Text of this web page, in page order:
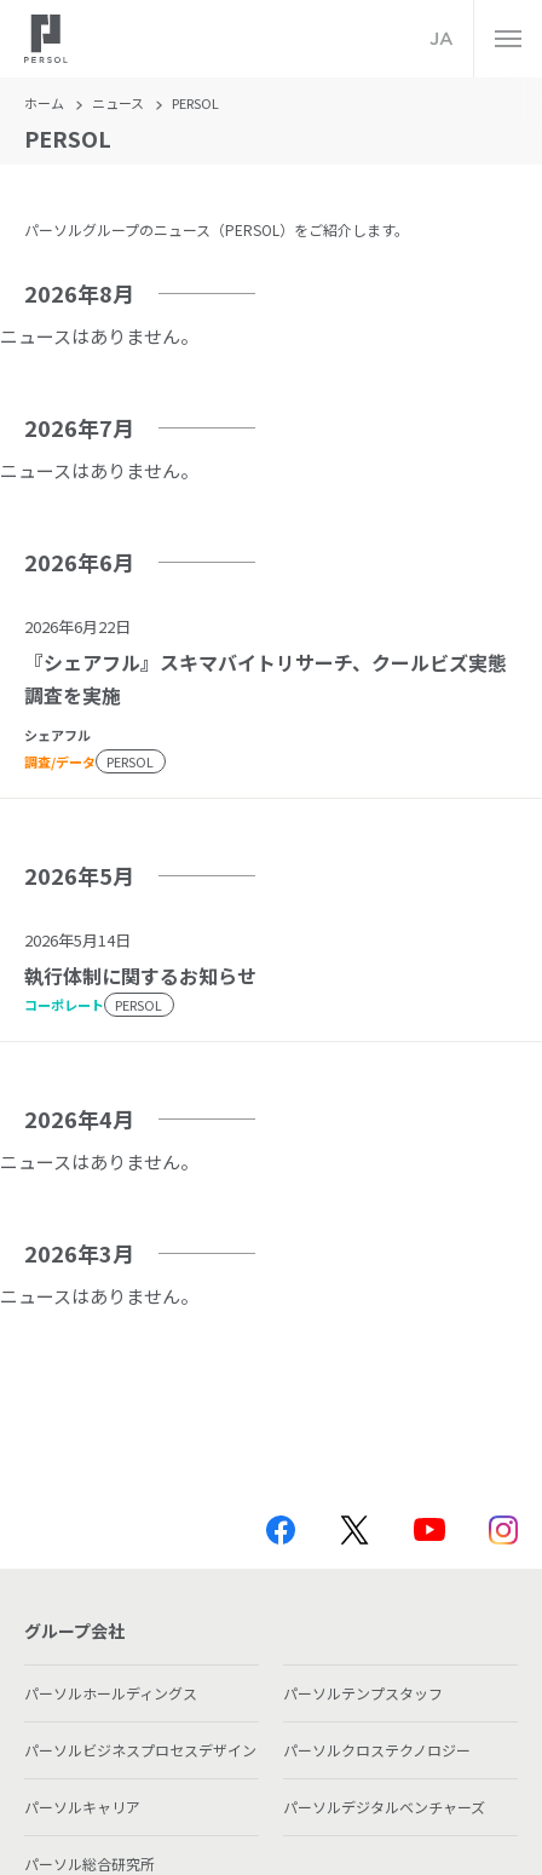
JA
ホーム ニュース PERSOL
PERSOL
パーソルグループのニュース（PERSOL）をご紹介します。
2026年8月
ニュースはありません。
2026年7月
ニュースはありません。
2026年6月
2026年6月22日
『シェアフル』スキマバイトリサーチ、クールビズ実態
調査を実施
シェアフル
調査/データ
PERSOL
2026年5月
2026年5月14日
執行体制に関するお知らせ
コーポレート PERSOL
2026年4月
ニュースはありません。
2026年3月
ニュースはありません。
グループ会社
パーソルホールディングス パーソルテンプスタッフ
パーソルビジネスプロセスデザイン パーソルクロステクノロジー
パーソルキャリア パーソルデジタルベンチャーズ
パーソル総合研究所